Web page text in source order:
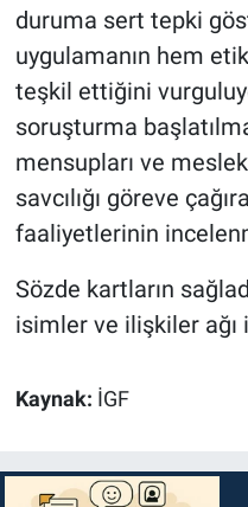
duruma sert tepki
uygulamanın hem
teşkil ettiğini
soruşturma
mensupları ve
savcılığı göreve
faaliyetlerinin
Sözde kartların
isimler ve ilişkiler ağı
Kaynak: İGF